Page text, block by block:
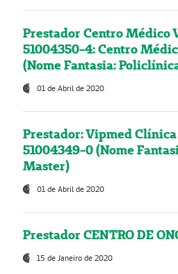
Prestador Centro Médico
51004350-4: Centro
(Nome Fantasia:
01 de Abril de 2020
Prestador: Vipmed
51004349-0 (Nome
Master)
01 de Abril de 2020
Prestador CENTRO DE
15 de Janeiro de 2020